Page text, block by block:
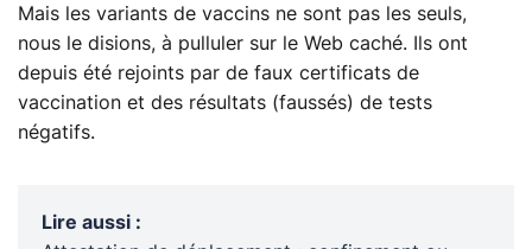
Mais les variants de vaccins ne sont pas les seuls,
nous le disions, à pulluler sur le Web caché. Ils ont
depuis été rejoints par de faux certificats de
vaccination et des résultats (faussés) de tests
négatifs.
Lire aussi :